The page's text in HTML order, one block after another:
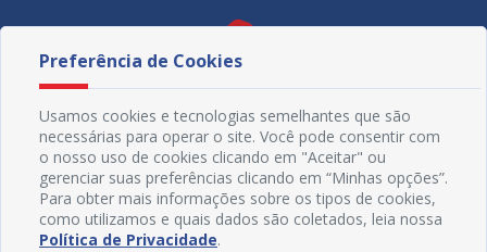
Preferência de Cookies
Usamos cookies e tecnologias semelhantes que são
necessárias para operar o site. Você pode consentir com
o nosso uso de cookies clicando em "Aceitar" ou
gerenciar suas preferências clicando em “Minhas opções”.
Para obter mais informações sobre os tipos de cookies,
como utilizamos e quais dados são coletados, leia nossa
Política de Privacidade.